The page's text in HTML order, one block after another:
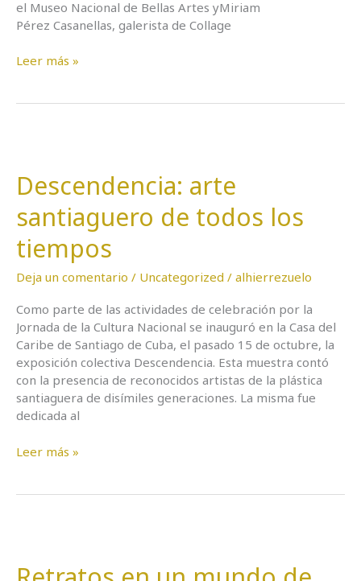
el Museo Nacional de Bellas Artes yMiriam
Pérez Casanellas, galerista de Collage
Leer más »
Descendencia: arte
santiaguero de todos los
tiempos
Deja un comentario / Uncategorized / alhierrezuelo
Como parte de las actividades de celebración por la
Jornada de la Cultura Nacional se inauguró en la Casa del
Caribe de Santiago de Cuba, el pasado 15 de octubre, la
exposición colectiva Descendencia. Esta muestra contó
con la presencia de reconocidos artistas de la plástica
santiaguera de disímiles generaciones. La misma fue
dedicada al
santiaguero
de
todos
los
tiempos
Leer más »
un